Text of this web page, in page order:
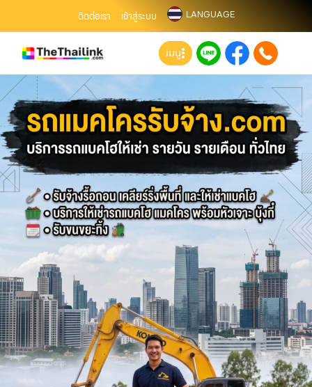
ติดต่อเรา เข้าสู่ระบบ LANGUAGE
เมนู